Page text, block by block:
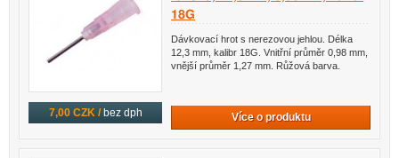
7,00 CZK / bez dph
18G
Dávkovací hrot s nerezovou jehlou. Délka
12,3 mm, kalibr 18G. Vnitřní průměr 0,98 mm,
vnější průměr 1,27 mm. Růžová barva.
Více o produktu